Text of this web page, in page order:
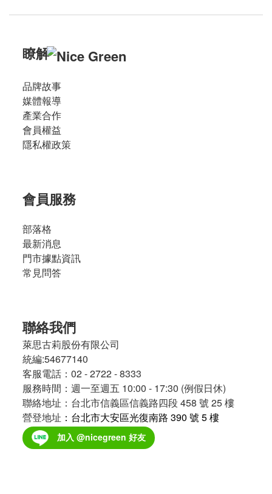
瞭解
品牌故事
媒體報導
產業合作
會員權益
隱私權政策
會員服務
部落格
最新消息
門市據點資訊
常見問答
聯絡我們
萊思古莉股份有限公司
統編:54677140
客服電話：02 - 2722 - 8333
服務時間：週一至週五 10:00 - 17:30 (例假日休)
聯絡地址：台北市信義區信義路四段 458 號 25 樓
營登地址 ：台北市大安區光復南路 390 號 5 樓
加入 @nicegreen 好友